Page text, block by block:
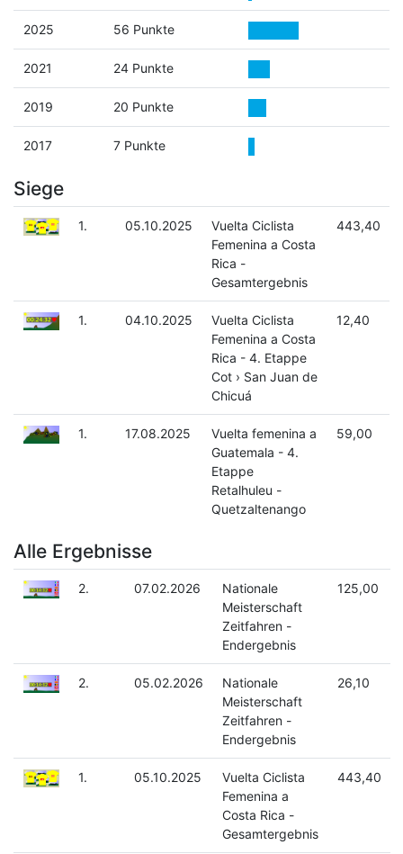
2025 56 Punkte
2021 24 Punkte
2019 20 Punkte
2017 7 Punkte
Siege
1. 05.10.2025
Vuelta Ciclista
Femenina a Costa
Rica -
Gesamtergebnis
443,40
1. 04.10.2025
Vuelta Ciclista
Femenina a Costa
Rica - 4. Etappe
Cot › San Juan de
Chicuá
12,40
1. 17.08.2025
Vuelta femenina a
Guatemala - 4.
Etappe
Retalhuleu -
Quetzaltenango
59,00
Alle Ergebnisse
2. 07.02.2026
Nationale
Meisterschaft
Zeitfahren -
Endergebnis
125,00
2. 05.02.2026
Nationale
Meisterschaft
Zeitfahren -
Endergebnis
26,10
1. 05.10.2025
Vuelta Ciclista
Femenina a
Costa Rica -
Gesamtergebnis
443,40